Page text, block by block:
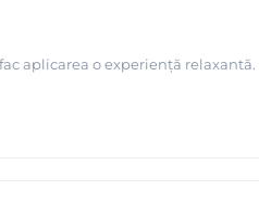
aplicarea o experiență relaxantă.